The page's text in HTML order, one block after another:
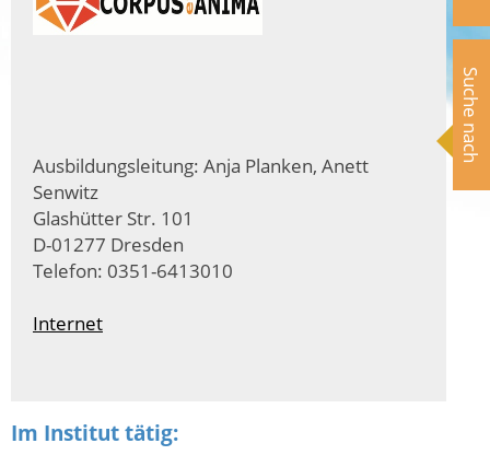
Suche nach
Ausbildungsleitung: Anja Planken, Anett
Senwitz
Glashütter Str. 101
D-01277 Dresden
Telefon: 0351-6413010
Internet
Im Institut tätig: